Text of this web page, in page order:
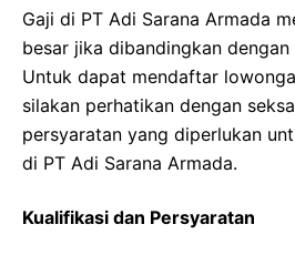
Gaji di PT Adi Sarana Armada
besar jika dibandingkan dengan
Untuk dapat mendaftar
silakan perhatikan dengan
persyaratan yang diperlukan
di PT Adi Sarana Armada.
Kualifikasi dan Persyaratan